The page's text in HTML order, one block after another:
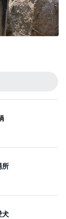
所
犬